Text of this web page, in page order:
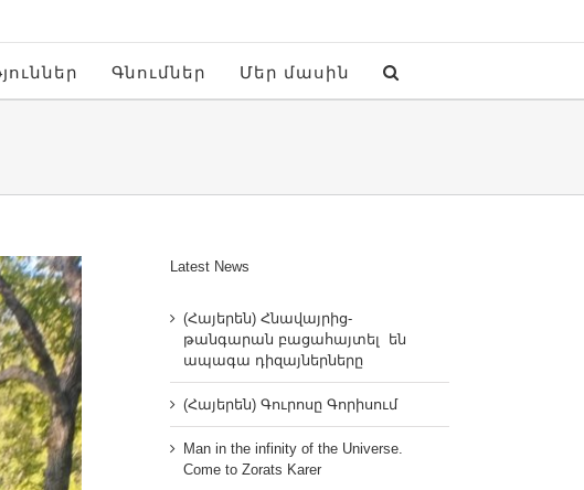
Գնումներ Մեր մասին
Latest News
(Հայերեն) Հնավայրից-
թանգարան բացահայտել են
ապագա դիզայներները
(Հայերեն) Գուրոսը Գորիսում
Man in the infinity of the Universe.
Come to Zorats Karer